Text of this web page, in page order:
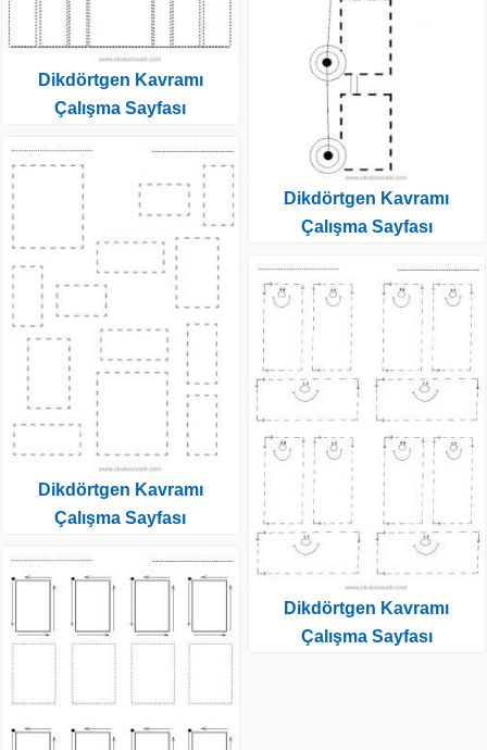
Dikdörtgen Kavramı
Çalışma Sayfası
Dikdörtgen Kavramı
Çalışma Sayfası
Dikdörtgen Kavramı
Çalışma Sayfası
Dikdörtgen Kavramı
Çalışma Sayfası